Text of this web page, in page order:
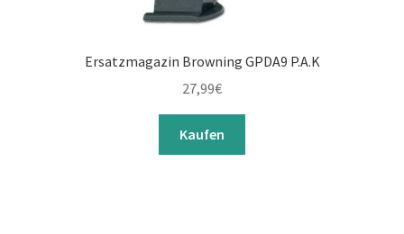
Ersatzmagazin Browning GPDA9 P.A.K
27,99€
Kaufen